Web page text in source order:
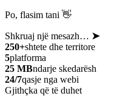
Po, flasim tani 👋
Shkruaj një mesazh… ➤
250+shtete dhe territore
5platforma
25 MBndarje skedarësh
24/7qasje nga webi
Gjithçka që të duhet